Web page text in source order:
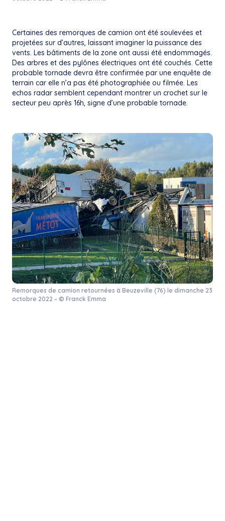
Certaines des remorques de camion ont été soulevées et
projetées sur d’autres, laissant imaginer la puissance des
vents. Les bâtiments de la zone ont aussi été endommagés.
Des arbres et des pylônes électriques ont été couchés. Cette
probable tornade devra être confirmée par une enquête de
terrain car elle n’a pas été photographiée ou filmée. Les
echos radar semblent cependant montrer un crochet sur le
secteur peu après 16h, signe d’une probable tornade.
Remorques de camion retournées à Beuzeville (76) le dimanche 23
octobre 2022 – © Franck Emma